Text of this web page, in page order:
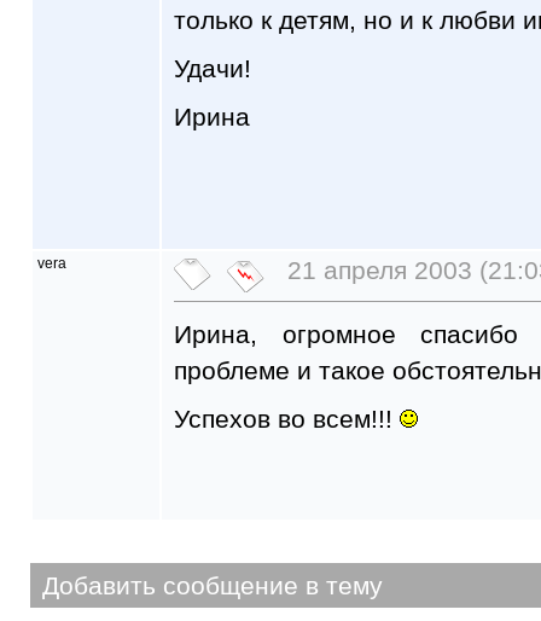
только к детям, но и к любви
Удачи!
Ирина
vera 21 апреля 2003
Ирина, огромное
проблеме и такое
Успехов во всем!!!
Добавить сообщение в тему